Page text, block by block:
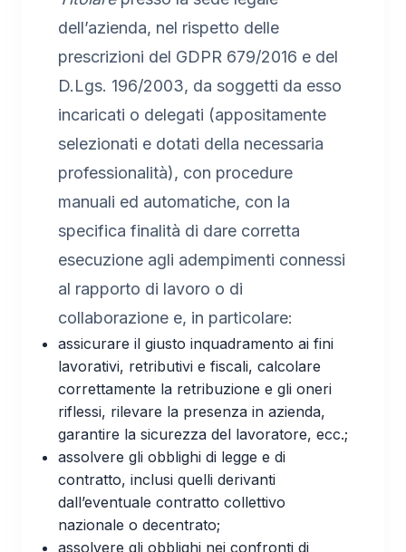
dell’azienda, nel rispetto delle
prescrizioni del GDPR 679/2016 e del
D.Lgs. 196/2003, da soggetti da esso
incaricati o delegati (appositamente
selezionati e dotati della necessaria
professionalità), con procedure
manuali ed automatiche, con la
specifica finalità di dare corretta
esecuzione agli adempimenti connessi
al rapporto di lavoro o di
collaborazione e, in particolare:
assicurare il giusto inquadramento ai fini
lavorativi, retributivi e fiscali, calcolare
correttamente la retribuzione e gli oneri
riflessi, rilevare la presenza in azienda,
garantire la sicurezza del lavoratore, ecc.;
assolvere gli obblighi di legge e di
contratto, inclusi quelli derivanti
dall’eventuale contratto collettivo
nazionale o decentrato;
assolvere gli obblighi nei confronti di